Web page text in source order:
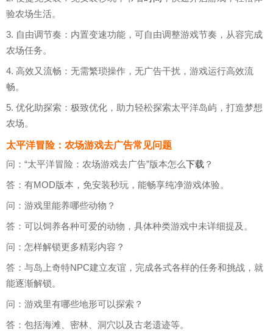
验农场生活。
3. 自由调节奏：内置变速功能，可自由调整游戏节奏，从容完成
农场任务。
4. 高效又流畅：无需繁琐操作，无广告干扰，游戏运行高效流
畅。
5. 优化助探索：极致优化，助力轻松探索太平洋岛屿，打造梦想
农场。
太平洋冒险：农场游戏去广告常见问题
问：“太平洋冒险：农场游戏去广告”版本怎么下载 ？
答：有MOD版本，免安装秒玩，能畅享纯净游戏体验。
问：游戏里能养哪些动物？
答：可以饲养各种可爱的动物，具体种类游戏中未详细提及。
问：怎样解锁更多精彩内容？
答：与岛上奇特NPC建立友谊，完成各式各样的任务和挑战，就
能逐渐解锁。
问：游戏里有哪些地形可以探索？
答：包括海滩、密林、洞穴以及古老遗迹等。